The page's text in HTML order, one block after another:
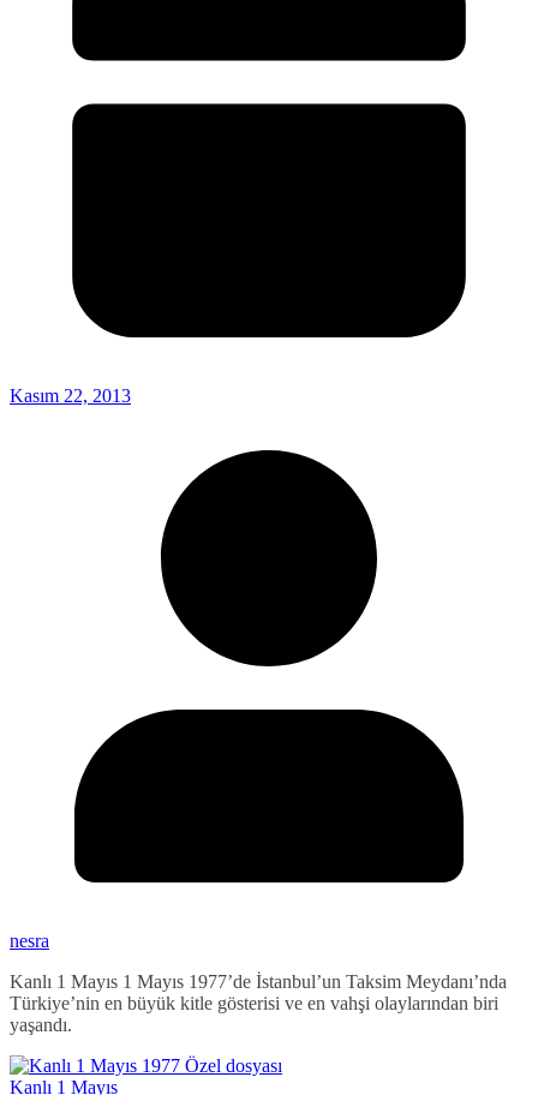
Kasım 22, 2013
nesra
Kanlı 1 Mayıs 1 Mayıs 1977’de İstanbul’un Taksim Meydanı’nda
Türkiye’nin en büyük kitle gösterisi ve en vahşi olaylarından biri
yaşandı.
Kanlı 1 Mayıs